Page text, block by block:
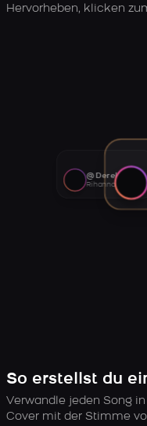
Hervorheben, klicken
@Derekking
Rihanna AI voice
So erstellst du
Verwandle jeden Song
Cover mit der Stimme